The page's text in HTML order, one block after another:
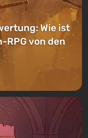
Wie ist
von den